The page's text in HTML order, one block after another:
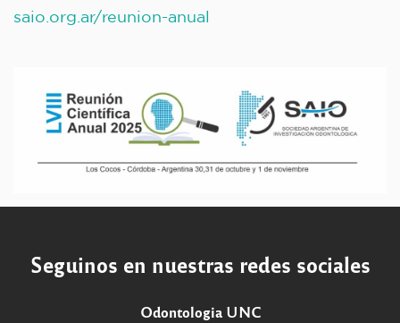
saio.org.ar/reunion-anual
Seguinos en nuestras redes sociales
Odontologia UNC